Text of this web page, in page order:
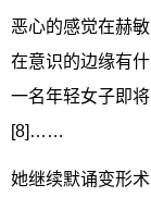
恶心的感觉在赫
在意识的边缘有
一名年轻女子即
[8]……
她继续默诵变形术